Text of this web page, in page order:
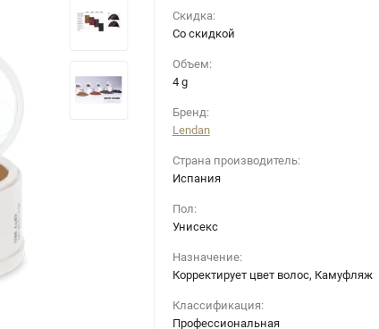
Скидка:
Со скидкой
Объем:
4 g
Бренд:
Lendan
Страна производитель:
Испания
Пол:
Унисекс
Назначение:
Корректирует цвет волос, Камуфляж
Классификация:
Профессиональная